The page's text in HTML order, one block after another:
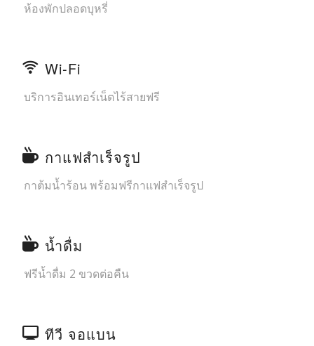
ห้องพักปลอดบุหรี่
Wi-Fi
บริการอินเทอร์เน็ตไร้สายฟรี
กาแฟสำเร็จรูป
กาต้มน้ำร้อน พร้อมฟรีกาแฟสำเร็จรูป
น้ำดื่ม
ฟรีน้ำดื่ม 2 ขวดต่อคืน
ทีวี จอแบน